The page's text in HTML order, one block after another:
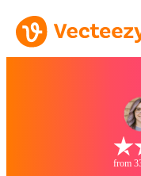
from